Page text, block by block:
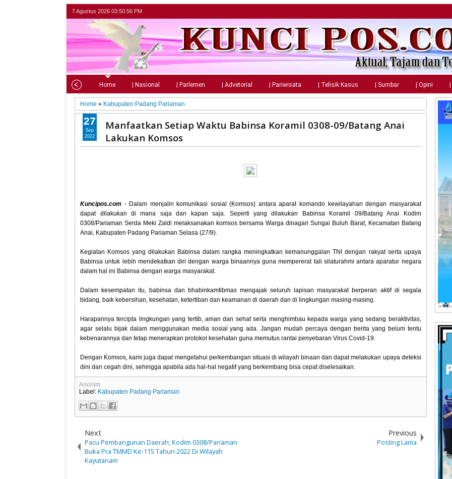
7 Agustus 2026 03:50:57 PM
Home | Nasional | Parlemen | Advetorial | Pariwisata | Telisik Kasus | Sumbar | Opini
Home » Kabupaten Padang Pariaman
Manfaatkan Setiap Waktu Babinsa Koramil 0308-09/Batang Anai
Lakukan Komsos
Kuncipos.com - Dalam menjalin komunikasi sosial (Komsos) antara aparat komando kewilayahan dengan masyarakat
dapat dilakukan di mana saja dan kapan saja. Seperti yang dilakukan Babinsa Koramil 09/Batang Anai Kodim
0308/Pariaman Serda Meki Zaldi melaksanakan komsos bersama Warga dinagari Sungai Buluh Barat, Kecamatan Batang
Anai, Kabupaten Padang Pariaman Selasa (27/9).
Kegiatan Komsos yang dilakukan Babinsa dalam rangka meningkatkan kemanunggalan TNI dengan rakyat serta upaya
Babinsa untuk lebih mendekatkan diri dengan warga binaannya guna mempererat tali silaturahmi antara aparatur negara
dalam hal ini Babinsa dengan warga masyarakat.
Dalam kesempatan itu, babinsa dan bhabinkamtibmas mengajak seluruh lapisan masyarakat berperan aktif di segala
bidang, baik kebersihan, kesehatan, ketertiban dan keamanan di daerah dan di lingkungan masing-masing.
Harapannya tercipta lingkungan yang tertib, aman dan sehat serta menghimbau kepada warga yang sedang beraktivitas,
agar selalu bijak dalam menggunakan media sosial yang ada. Jangan mudah percaya dengan berita yang belum tentu
kebenarannya dan tetap menerapkan protokol kesehatan guna memutus rantai penyebaran Virus Covid-19.
Dengan Komsos, kami juga dapat mengetahui perkembangan situasi di wilayah binaan dan dapat melakukan upaya deteksi
dini dan cegah dini, sehingga apabila ada hal-hal negatif yang berkembang bisa cepat diselesaikan.
27
Sep
2022
Anonim
Label: Kabupaten Padang Pariaman
Next
Pacu Pembangunan Daerah, Kodim 0308/Pariaman
Buka Pra TMMD Ke-115 Tahun 2022 Di Wilayah
Kayutanam
Previous
Posting Lama